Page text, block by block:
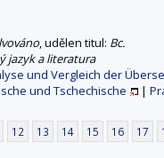
, udělen titul: Bc.
jazyk a literatura
und Vergleich der
und Tschechische
|
12 13 14 15 16 17